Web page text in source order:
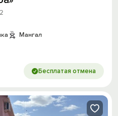
Мангал
Бесплатая отмена